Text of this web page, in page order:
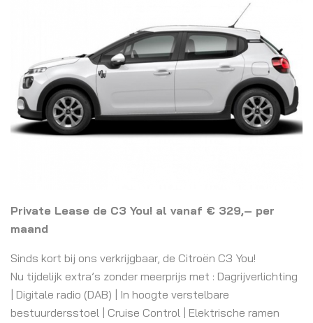
Private Lease de C3 You! al vanaf € 329,– per
maand
Sinds kort bij ons verkrijgbaar, de Citroën C3 You!
Nu tijdelijk extra’s zonder meerprijs met : Dagrijverlichting
| Digitale radio (DAB) | In hoogte verstelbare
bestuurdersstoel | Cruise Control | Elektrische ramen